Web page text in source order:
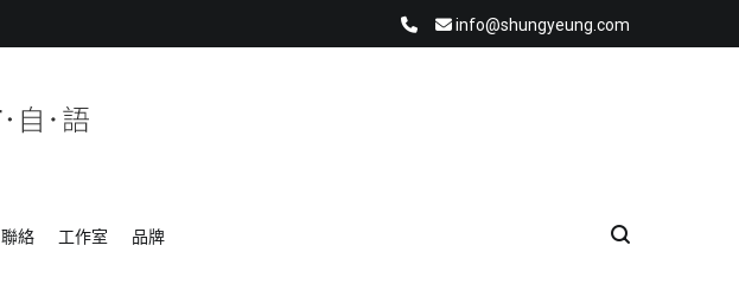
info@shungyeung.com
聯絡 工作室 品牌